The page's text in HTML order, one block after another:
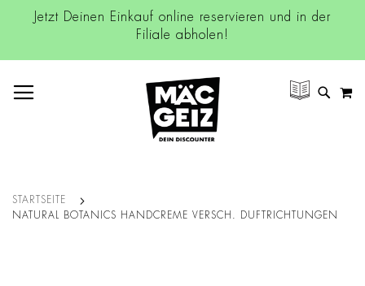
Jetzt Deinen Einkauf online reservieren und in der
Filiale abholen!
SUCHE
STARTSEITE
NATURAL BOTANICS HANDCREME VERSCH. DUFTRICHTUNGEN